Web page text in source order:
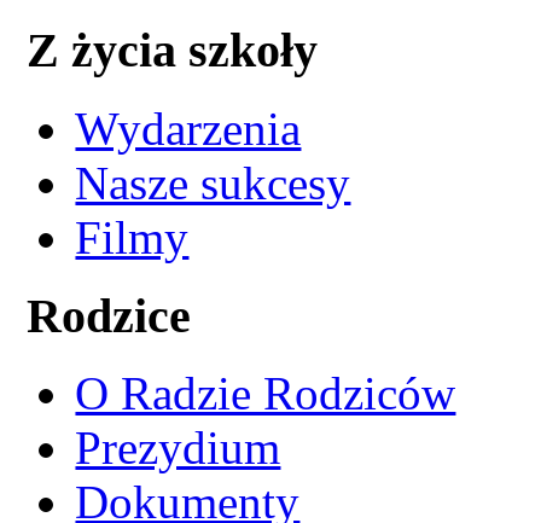
Z życia szkoły
Wydarzenia
Nasze sukcesy
Filmy
Rodzice
O Radzie Rodziców
Prezydium
Dokumenty